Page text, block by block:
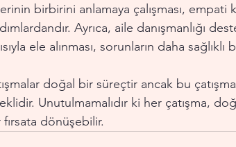
birbirini anlamaya çalışması, empati
Ayrıca, aile danışmanlığı
ele alınması, sorunların daha
doğal bir süreçtir ancak bu
Unutulmamalıdır ki her çatışma,
dönüşebilir.